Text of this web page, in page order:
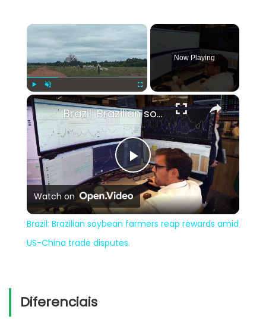
×
Play Unmute Fullscreen
Now Playing
×
Play
Video
Brazil: Brazilian soybean farmers reap rewards amid US-China trade disputes.
Watch on
Brazil: Brazilian soybean farmers reap rewards amid
US-China trade disputes.
Diferenciais